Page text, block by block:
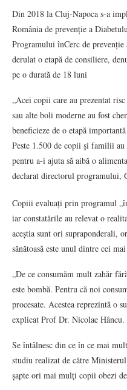
Din 2018 la Cluj-Napoca s-a
România de prevenție a
Programului înCerc de
derulat o etapă de consiliere,
pe o durată de 18 luni
„Acei copii care au prezentat
sau alte boli moderne au fost
beneficieze de o etapă
Peste 1.500 de copii și familii
pentru a-i ajuta să aibă o
declarat directorul programului,
Copiii evaluați prin programul
iar constatările au relevat o
aceștia sunt ori supraponderali,
sănătoasă este unul dintre cei
„De ce consumăm mult zahăr
este bombă. Pentru că noi
procesate. Acestea reprezintă o
explicat Prof Dr. Nicolae Hâncu.
Se întâlnesc din ce în ce mai
studiu realizat de către
șapte ori mai mulţi copii obezi